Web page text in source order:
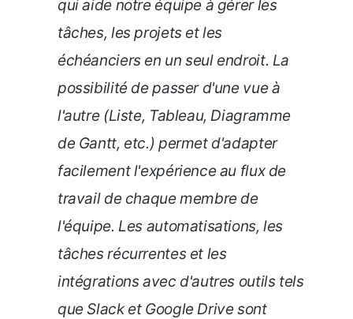
qui aide notre équipe à gérer les
tâches, les projets et les
échéanciers en un seul endroit. La
possibilité de passer d'une vue à
l'autre (Liste, Tableau, Diagramme
de Gantt, etc.) permet d'adapter
facilement l'expérience au flux de
travail de chaque membre de
l'équipe. Les automatisations, les
tâches récurrentes et les
intégrations avec d'autres outils tels
que Slack et Google Drive sont